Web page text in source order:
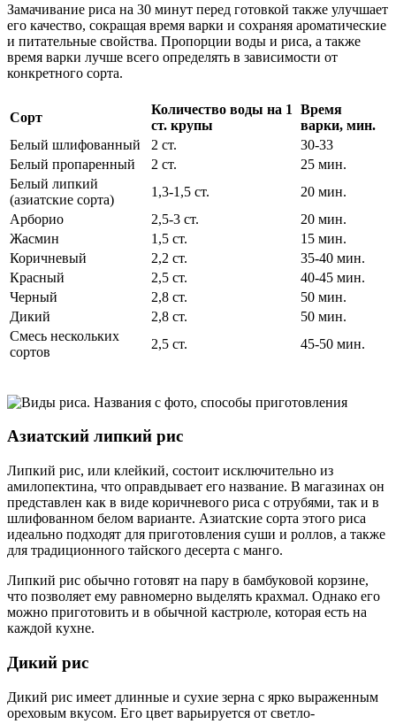
Замачивание риса на 30 минут перед готовкой также улучшает
его качество, сокращая время варки и сохраняя ароматические
и питательные свойства. Пропорции воды и риса, а также
время варки лучше всего определять в зависимости от
конкретного сорта.
Сорт
Количество воды на 1
ст. крупы
Время
варки, мин.
Белый шлифованный
2 ст.
30-33
Белый пропаренный
2 ст.
25 мин.
Белый липкий
(азиатские сорта)
1,3-1,5 ст.
20 мин.
Арборио
2,5-3 ст.
20 мин.
Жасмин
1,5 ст.
15 мин.
Коричневый
2,2 ст.
35-40 мин.
Красный
2,5 ст.
40-45 мин.
Черный
2,8 ст.
50 мин.
Дикий
2,8 ст.
50 мин.
Смесь нескольких
сортов
2,5 ст. 45-50 мин.
Азиатский липкий рис
Липкий рис, или клейкий, состоит исключительно из
амилопектина, что оправдывает его название. В магазинах он
представлен как в виде коричневого риса с отрубями, так и в
шлифованном белом варианте. Азиатские сорта этого риса
идеально подходят для приготовления суши и роллов, а также
для традиционного тайского десерта с манго.
Липкий рис обычно готовят на пару в бамбуковой корзине,
что позволяет ему равномерно выделять крахмал. Однако его
можно приготовить и в обычной кастрюле, которая есть на
каждой кухне.
Дикий рис
Дикий рис имеет длинные и сухие зерна с ярко выраженным
ореховым вкусом. Его цвет варьируется от светло-